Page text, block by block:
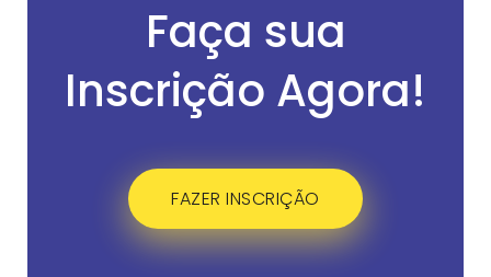
Faça sua
Inscrição Agora!
FAZER INSCRIÇÃO